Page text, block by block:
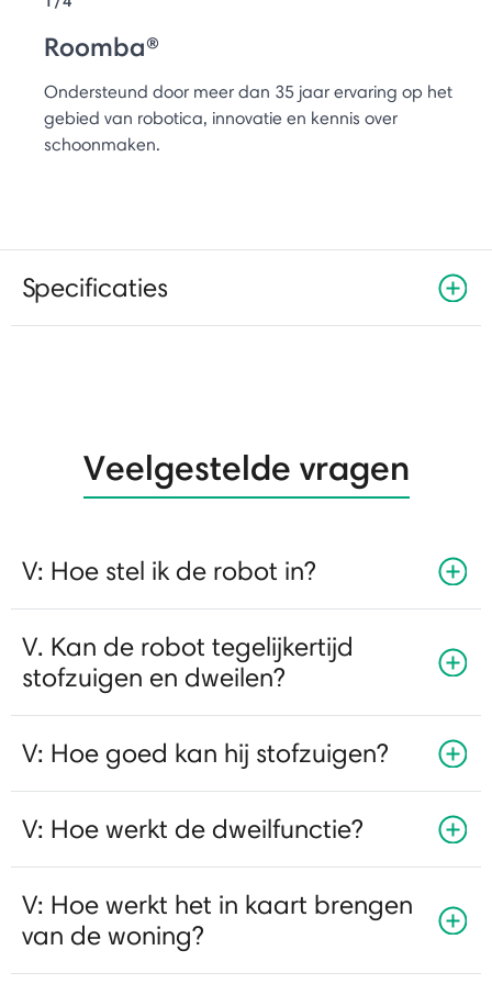
Roomba®
Ondersteund door meer dan 35 jaar ervaring op het
gebied van robotica, innovatie en kennis over
schoonmaken.
Specificaties
Veelgestelde vragen
V: Hoe stel ik de robot in?
V. Kan de robot tegelijkertijd
stofzuigen en dweilen?
V: Hoe goed kan hij stofzuigen?
V: Hoe werkt de dweilfunctie?
V: Hoe werkt het in kaart brengen
van de woning?